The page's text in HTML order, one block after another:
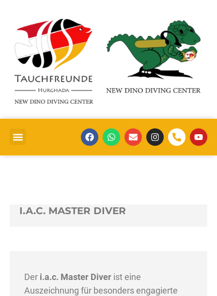
I.A.C. MASTER DIVER
Der i.a.c. Master Diver ist eine
Auszeichnung für besonders engagierte